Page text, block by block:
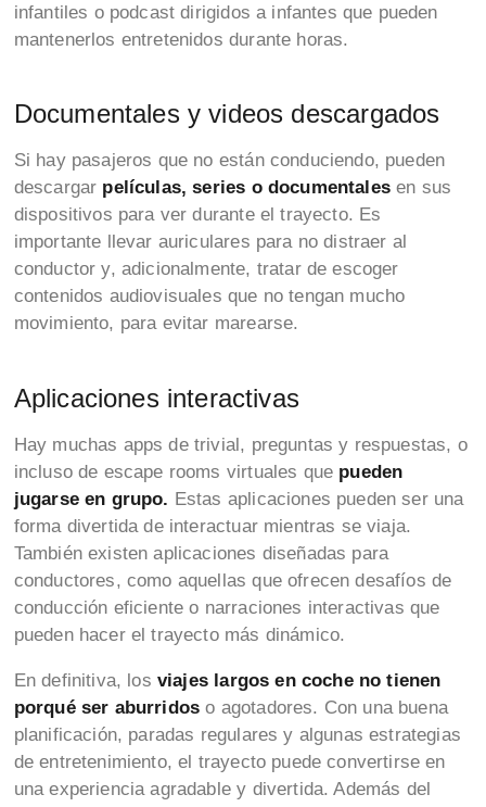
infantiles o podcast dirigidos a infantes que pueden
mantenerlos entretenidos durante horas.
Documentales y videos descargados
Si hay pasajeros que no están conduciendo, pueden
descargar películas, series o documentalesen sus
dispositivos para ver durante el trayecto. Es
importante llevar auriculares para no distraer al
conductor y, adicionalmente, tratar de escoger
contenidos audiovisuales que no tengan mucho
movimiento, para evitar marearse.
Aplicaciones interactivas
Hay muchas apps de trivial, preguntas y respuestas, o
incluso de escape rooms virtuales que pueden
jugarse en grupo. Estas aplicaciones pueden ser una
forma divertida de interactuar mientras se viaja.
También existen aplicaciones diseñadas para
conductores, como aquellas que ofrecen desafíos de
conducción eficiente o narraciones interactivas que
pueden hacer el trayecto más dinámico.
En definitiva, los viajes largos en coche no tienen
porqué ser aburridos o agotadores. Con una buena
planificación, paradas regulares y algunas estrategias
de entretenimiento, el trayecto puede convertirse en
una experiencia agradable y divertida. Además del